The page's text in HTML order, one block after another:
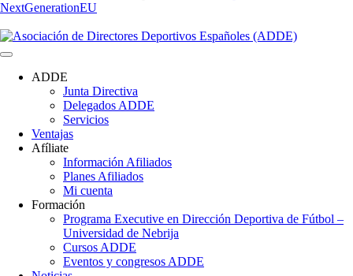
NextGenerationEU
ADDE
Junta Directiva
Delegados ADDE
Servicios
Ventajas
Afíliate
Información Afiliados
Planes Afiliados
Mi cuenta
Formación
Programa Executive en Dirección Deportiva de Fútbol –
Universidad de Nebrija
Cursos ADDE
Eventos y congresos ADDE